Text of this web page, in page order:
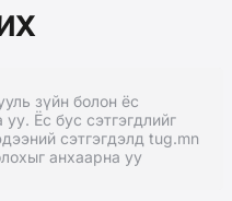
зүйн болон ёс
Ёс бус сэтгэгдлийг
сэтгэгдэлд tug.mn
анхаарна уу